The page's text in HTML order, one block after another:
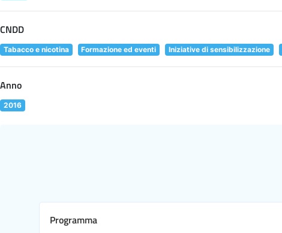
CNDD
Tabacco e nicotina Formazione ed eventi Iniziative di sensibilizzazione
Anno
2016
Programma